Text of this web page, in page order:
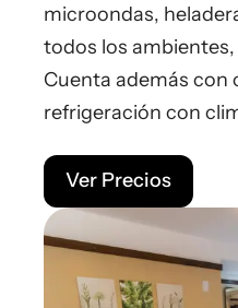
microondas,
todos los ambientes,
Cuenta además con
refrigeración con
Ver Precios